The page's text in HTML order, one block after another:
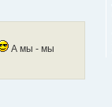
А мы - мы